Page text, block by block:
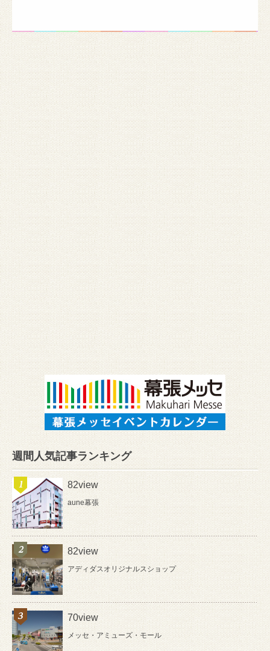
週間人気記事ランキング
82view
aune幕張
82view
アディダスオリジナルスショップ
70view
メッセ・アミューズ・モール